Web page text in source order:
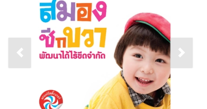
Previous slide Next slide